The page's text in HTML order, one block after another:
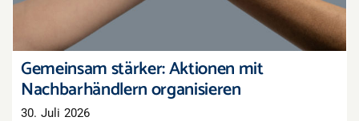
Gemeinsam stärker: Aktionen mit
Nachbarhändlern organisieren
30. Juli 2026